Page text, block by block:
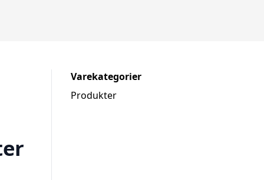
Varekategorier
Produkter